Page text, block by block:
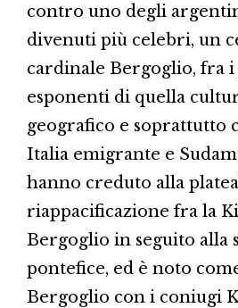
contro uno degli
divenuti più celebri, un
cardinale Bergoglio, fra
esponenti di quella
geografico e soprattutto
Italia emigrante e
hanno creduto alla
riappacificazione fra la
Bergoglio in seguito alla
pontefice, ed è noto
Bergoglio con i coniugi